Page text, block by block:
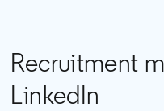
Recruitment
LinkedIn